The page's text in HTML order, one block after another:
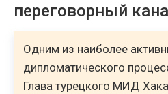
переговорный
Одним из наиболее
дипломатического
Глава турецкого МИД